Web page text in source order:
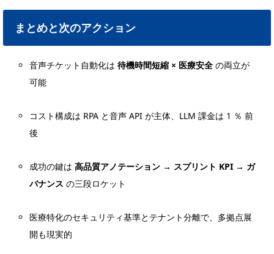
まとめと次のアクション
音声チケット自動化は待機時間短縮 × 医療安全 の両立が
可能
コスト構成は RPA と音声 API が主体、LLM 課金は 1 ％ 前
後
成功の鍵は高品質アノテーション → スプリント KPI → ガ
バナンス の三段ロケット
医療特化のセキュリティ基準とテナント分離で、多拠点展
開も現実的